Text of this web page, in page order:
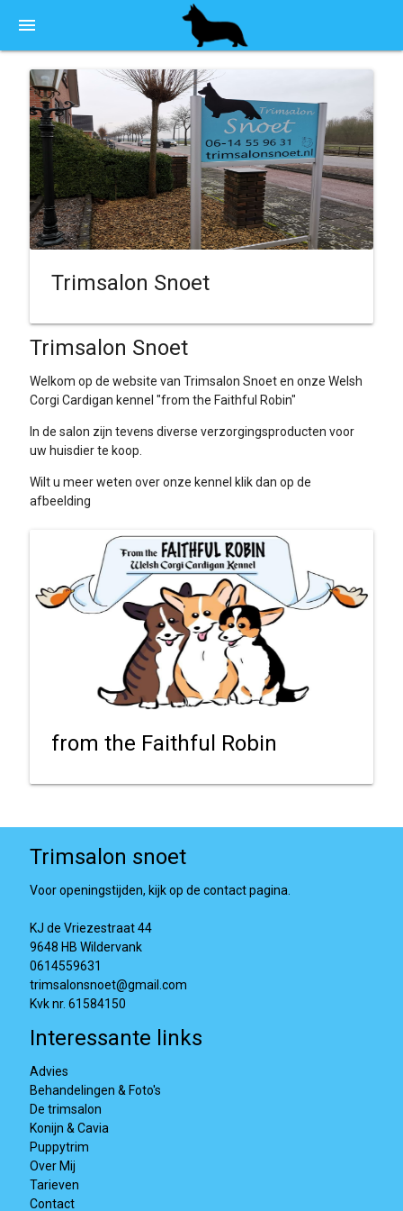
menu
Trimsalon Snoet
Trimsalon Snoet
Welkom op de website van Trimsalon Snoet en onze Welsh
Corgi Cardigan kennel "from the Faithful Robin"
In de salon zijn tevens diverse verzorgingsproducten voor
uw huisdier te koop.
Wilt u meer weten over onze kennel klik dan op de
afbeelding
from the Faithful Robin
Trimsalon snoet
Voor openingstijden, kijk op de contact pagina.
KJ de Vriezestraat 44
9648 HB Wildervank
0614559631
trimsalonsnoet@gmail.com
Kvk nr. 61584150
Interessante links
Advies
Behandelingen & Foto's
De trimsalon
Konijn & Cavia
Puppytrim
Over Mij
Tarieven
Contact